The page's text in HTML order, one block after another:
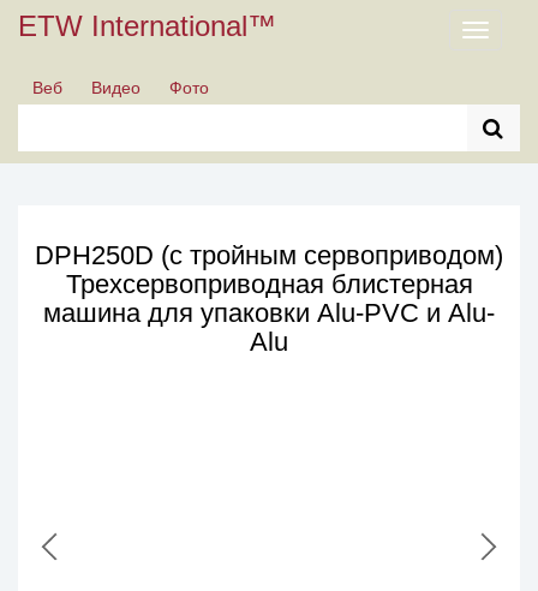
ETW International™
Toggle
Веб
Видео Фото
DPH250D (с тройным сервоприводом)
Трехсервоприводная блистерная
машина для упаковки Alu-PVC и Alu-
Alu